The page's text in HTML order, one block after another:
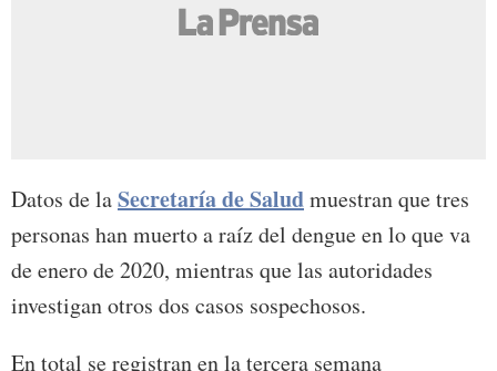
Datos de laSecretaría de Saludmuestran que tres
personas han muerto a raíz del dengue en lo que va
de enero de 2020, mientras que las autoridades
investigan otros dos casos sospechosos.
En total se registran en la tercera semana